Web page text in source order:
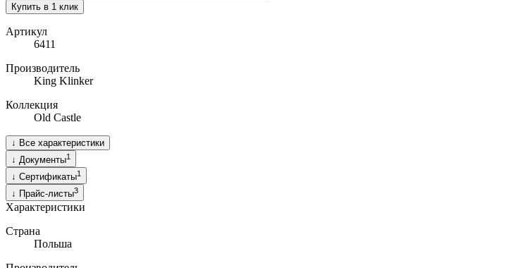
Купить в 1 клик
Артикул
6411
Производитель
King Klinker
Коллекция
Old Castle
↓ Все характеристики
↓ Документы1
↓ Сертификаты1
↓ Прайс-листы3
Характеристики
Страна
Польша